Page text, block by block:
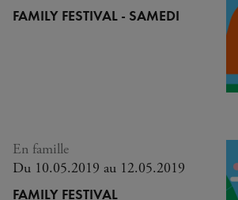
FAMILY FESTIVAL - SAMEDI
FAMILY FESTIVAL
En famille
Du 10.05.2019 au 12.05.2019